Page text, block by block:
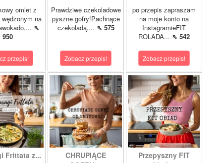
omlet z
wędzonym na
⇖
950
przepis!
Prawdziwe czekoladowe
pyszne gofry!Pachnące
czekoladą,... ⇖ 575
Zobacz przepis!
po przepis zapraszam
na moje konto na
InstagramieFIT
ROLADA... ⇖ 542
Zobacz przepis!
Frittata z...
CHRUPIĄCE
Przepyszny FIT